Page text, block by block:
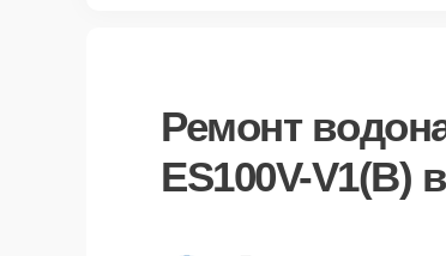
Ремонт
ES100V-V1(B)